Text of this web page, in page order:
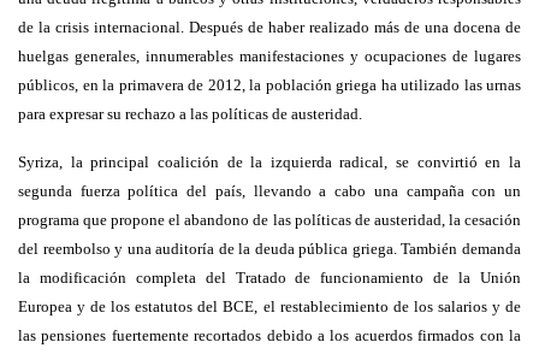
de la crisis internacional. Después de haber realizado más de una docena de
huelgas generales, innumerables manifestaciones y ocupaciones de lugares
públicos, en la primavera de 2012, la población griega ha utilizado las urnas
para expresar su rechazo a las políticas de austeridad.
Syriza, la principal coalición de la izquierda radical, se convirtió en la
segunda fuerza política del país, llevando a cabo una campaña con un
programa que propone el abandono de las políticas de austeridad, la cesación
del reembolso y una auditoría de la deuda pública griega. También demanda
la modificación completa del Tratado de funcionamiento de la Unión
Europea y de los estatutos del BCE, el restablecimiento de los salarios y de
las pensiones fuertemente recortados debido a los acuerdos firmados con la